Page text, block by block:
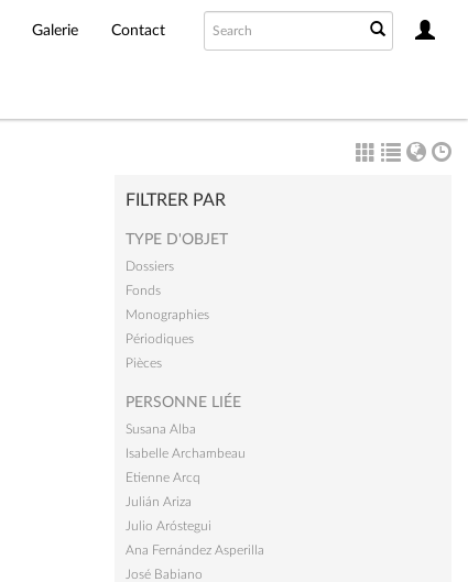
Galerie Contact
FILTRER PAR
TYPE D'OBJET
Dossiers
Fonds
Monographies
Périodiques
Pièces
PERSONNE LIÉE
Susana Alba
Isabelle Archambeau
Etienne Arcq
Julián Ariza
Julio Aróstegui
Ana Fernández Asperilla
José Babiano